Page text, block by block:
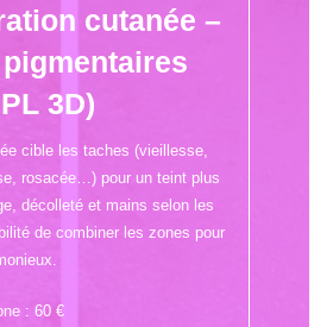
cutanée –
3D)
cible les taches (vieillesse,
rosacée…) pour un teint plus
décolleté et mains selon les
de combiner les zones pour
: 60 €